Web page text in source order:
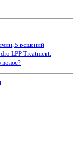
5 решений
LPP Тreatment.
волос?